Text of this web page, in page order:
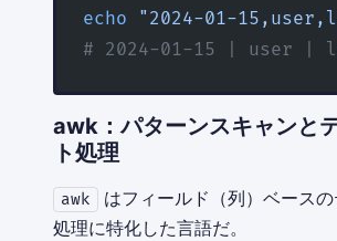
echo "2024-01-
# 2024-01-15 | user |
awk：パターンスキャンと
ト処理
awk
はフィールド（列）ベースの
処理に特化した言語だ。